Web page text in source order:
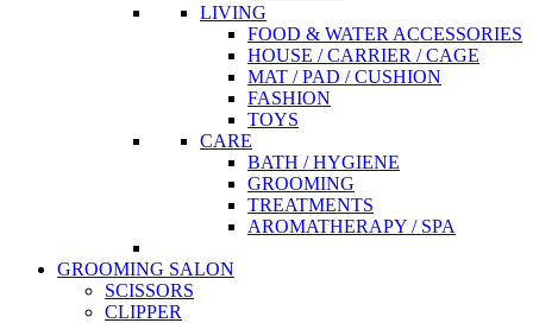
LIVING
FOOD & WATER ACCESSORIES
HOUSE / CARRIER / CAGE
MAT / PAD / CUSHION
FASHION
TOYS
CARE
BATH / HYGIENE
GROOMING
TREATMENTS
AROMATHERAPY / SPA
GROOMING SALON
SCISSORS
CLIPPER